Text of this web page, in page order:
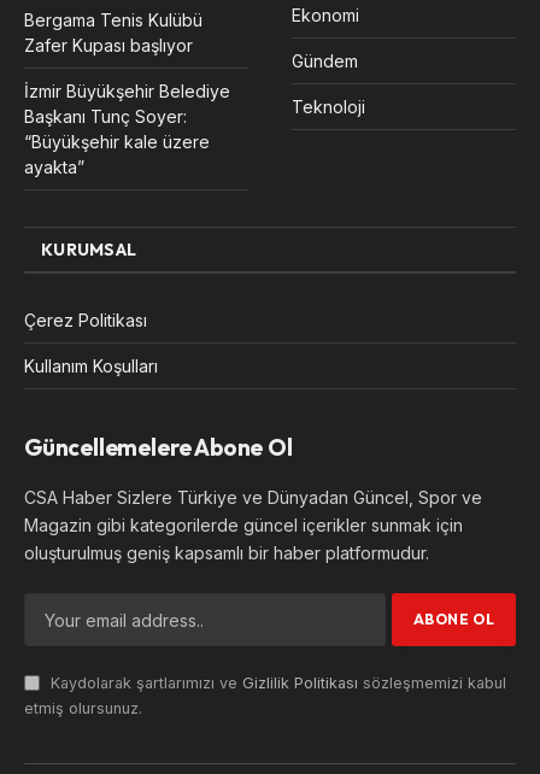
Bergama Tenis Kulübü
Zafer Kupası başlıyor
İzmir Büyükşehir Belediye
Başkanı Tunç Soyer:
“Büyükşehir kale üzere
ayakta”
Ekonomi
Gündem
Teknoloji
KURUMSAL
Çerez Politikası
Kullanım Koşulları
Güncellemelere Abone Ol
CSA Haber Sizlere Türkiye ve Dünyadan Güncel, Spor ve
Magazin gibi kategorilerde güncel içerikler sunmak için
oluşturulmuş geniş kapsamlı bir haber platformudur.
Kaydolarak şartlarımızı ve Gizlilik Politikası sözleşmemizi kabul
etmiş olursunuz.